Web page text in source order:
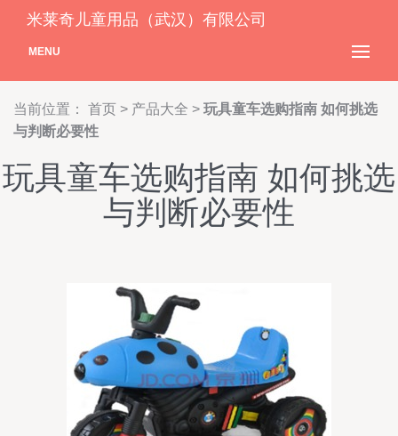
米莱奇儿童用品（武汉）有限公司
MENU
当前位置： 首页 > 产品大全 > 玩具童车选购指南 如何挑选
与判断必要性
玩具童车选购指南 如何挑选
与判断必要性